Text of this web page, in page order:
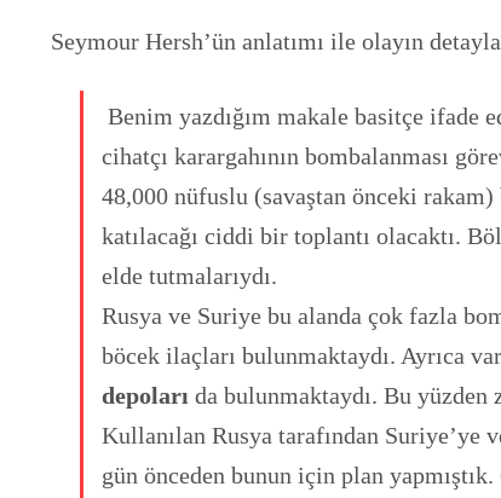
Seymour Hersh’ün anlatımı ile olayın
Benim yazdığım makale basitçe
cihatçı karargahının bombalanması
48,000 nüfuslu (savaştan önceki
katılacağı ciddi bir toplantı olacaktı.
elde tutmalarıydı.
Rusya ve Suriye bu alanda çok fazla
böcek ilaçları bulunmaktaydı. Ayrıca
depoları da bulunmaktaydı. Bu
Kullanılan Rusya tarafından Suriye’ye
gün önceden bunun için plan